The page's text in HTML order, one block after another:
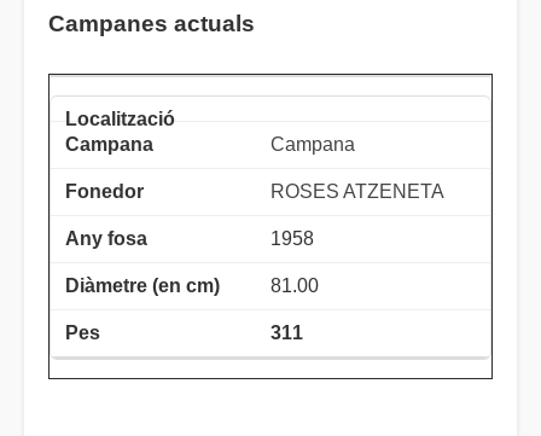
Campanes actuals
Campana
ROSES ATZENETA
1958
81.00
311